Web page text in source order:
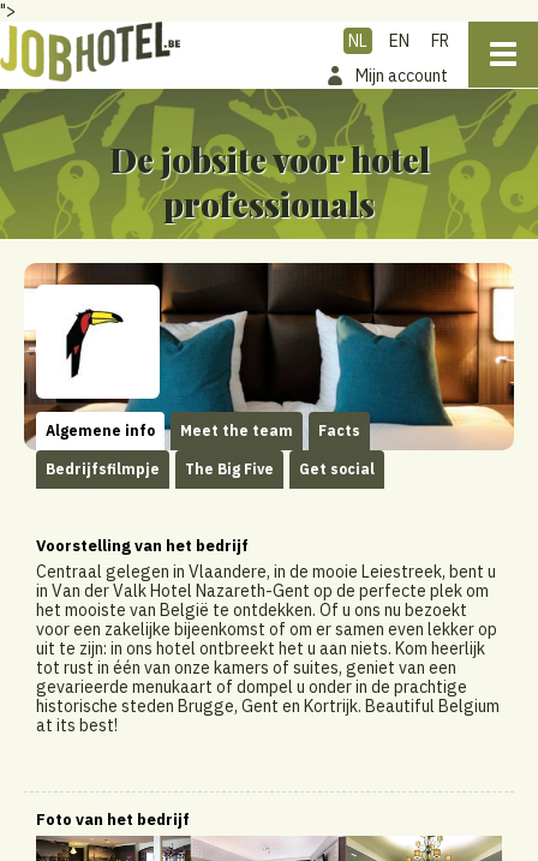
">
NL
EN
FR
Mijn account
De jobsite voor hotel
professionals
Algemene info Meet the team Facts
Bedrijfsfilmpje The Big Five Get social
Voorstelling van het bedrijf
Centraal gelegen in Vlaandere, in de mooie Leiestreek, bent u
in Van der Valk Hotel Nazareth-Gent op de perfecte plek om
het mooiste van België te ontdekken. Of u ons nu bezoekt
voor een zakelijke bijeenkomst of om er samen even lekker op
uit te zijn: in ons hotel ontbreekt het u aan niets. Kom heerlijk
tot rust in één van onze kamers of suites, geniet van een
gevarieerde menukaart of dompel u onder in de prachtige
historische steden Brugge, Gent en Kortrijk. Beautiful Belgium
at its best!
Foto van het bedrijf